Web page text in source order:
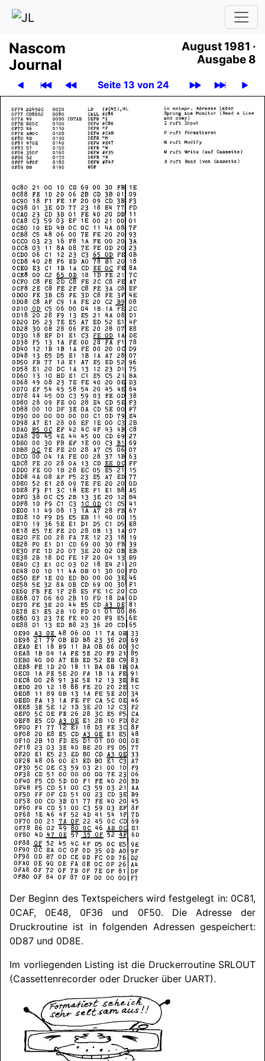
Nascom
Journal
August 1981 ·
Ausgabe 8
Seite 13 von 24
Der Beginn des Textspeichers wird festgelegt in: 0C81,
0CAF, 0E48, 0F36 und 0F50. Die Adresse der
Druckroutine ist in folgenden Adressen gespeichert:
0D87 und 0D8E.
Im vorliegenden Listing ist die Druckerroutine SRLOUT
(Cassettenrecorder oder Drucker über UART).